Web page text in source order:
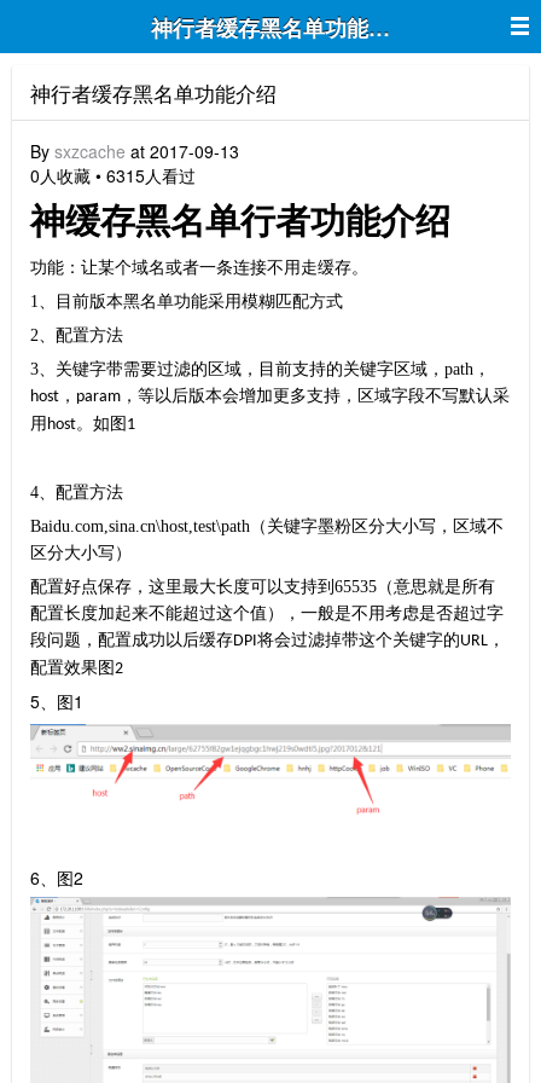
神行者缓存黑名单功能介绍
神行者缓存黑名单功能介绍
By sxzcache at 2017-09-13
0人收藏 • 6315人看过
神缓存黑名单行者功能介绍
功能：让某个域名或者一条连接不用走缓存。
1、目前版本黑名单功能采用模糊匹配方式
2、配置方法
3、 关键字带需要过滤的区域，目前支持的关键字区域， path ，
host ， param ，等以后版本会增加更多支持，区域字段不写默认采
用 host。如图 1
4、 配置方法
Baidu.com,sina.cn\host,test\path （关键字墨粉区分大小写，区域不
区分大小写）
配置好点保存，这里最大长度可以支持到 65535 （意思就是所有
配置长度加起来不能超过这个值），一般是不用考虑是否超过字
段问题，配置成功以后缓存DPI将会过滤掉带这个关键字的URL ，
配置效果图 2
5、图1
6、图2